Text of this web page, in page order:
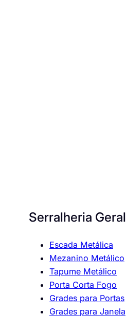
Serralheria Geral
Escada Metálica
Mezanino Metálico
Tapume Metálico
Porta Corta Fogo
Grades para Portas
Grades para Janela